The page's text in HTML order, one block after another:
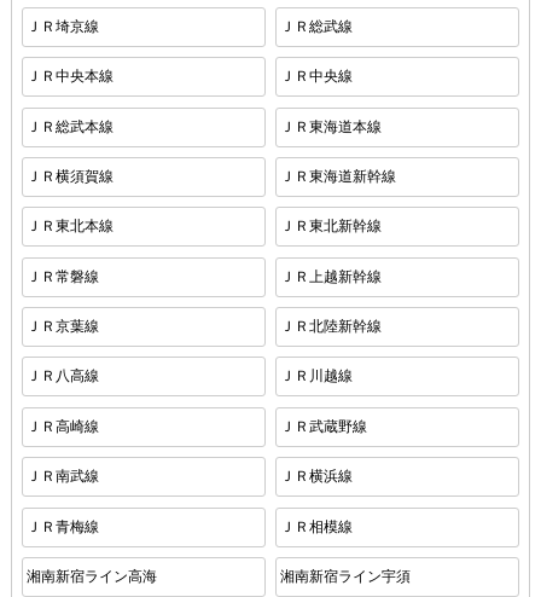
ＪＲ埼京線 ＪＲ総武線
ＪＲ中央本線 ＪＲ中央線
ＪＲ総武本線 ＪＲ東海道本線
ＪＲ横須賀線 ＪＲ東海道新幹線
ＪＲ東北本線 ＪＲ東北新幹線
ＪＲ常磐線 ＪＲ上越新幹線
ＪＲ京葉線 ＪＲ北陸新幹線
ＪＲ八高線 ＪＲ川越線
ＪＲ高崎線 ＪＲ武蔵野線
ＪＲ南武線 ＪＲ横浜線
ＪＲ青梅線 ＪＲ相模線
湘南新宿ライン高海 湘南新宿ライン宇須